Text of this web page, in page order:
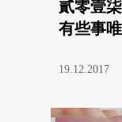
貳零壹
有些事
19.12.2017